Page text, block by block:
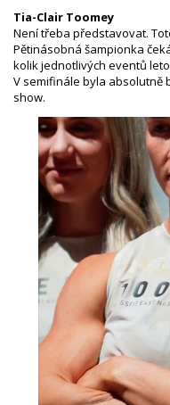
Tia-Clair Toomey
Není třeba představovat.
Pětinásobná šampionka
kolik jednotlivých eventů
V semifinále byla absolutně
show.